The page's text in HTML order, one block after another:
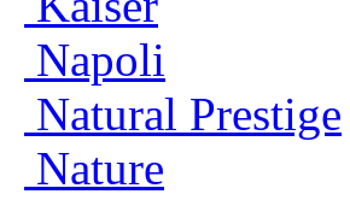
Napoli
Natural Prestige
Nature